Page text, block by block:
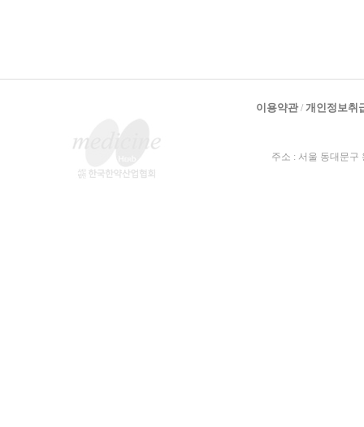
이용약관/ 개인정보취
주소 : 서울 동대문구